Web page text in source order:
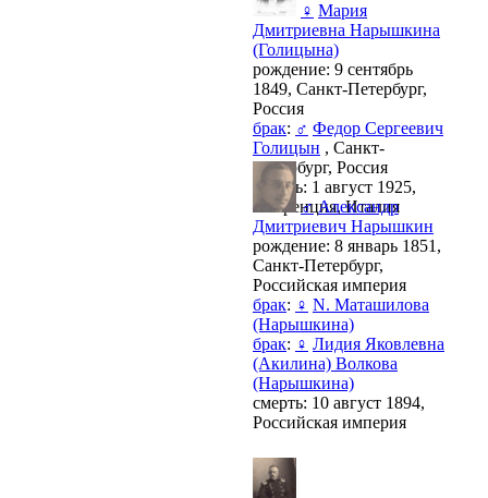
♀ Мария
Дмитриевна Нарышкина
(Голицына)
рождение: 9 сентябрь
1849, Санкт-Петербург,
Россия
брак: ♂ Федор Сергеевич
Голицын , Санкт-
Петербург, Россия
смерть: 1 август 1925,
Флоренция, Италия
♂ Александр
Дмитриевич Нарышкин
рождение: 8 январь 1851,
Санкт-Петербург,
Российская империя
брак: ♀ N. Маташилова
(Нарышкина)
брак: ♀ Лидия Яковлевна
(Акилина) Волкова
(Нарышкина)
смерть: 10 август 1894,
Российская империя